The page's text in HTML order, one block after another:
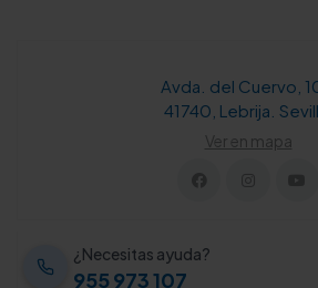
Avda. del Cuervo,
41740, Lebrija.
Ver en mapa
¿Necesitas ayuda?
955 973 107